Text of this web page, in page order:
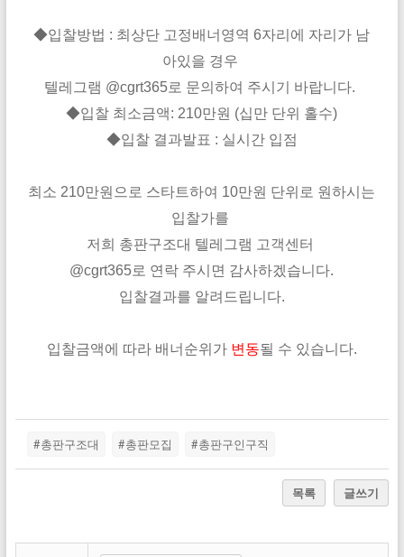
◆입찰방법 : 최상단 고정배너영역 6자리에 자리가 남
아있을 경우
텔레그램 @cgrt365로 문의하여 주시기 바랍니다.
◆입찰 최소금액: 210만원 (십만 단위 홀수)
◆입찰 결과발표 : 실시간 입점
최소 210만원으로 스타트하여 10만원 단위로 원하시는
입찰가를
저희 총판구조대 텔레그램 고객센터
@cgrt365로 연락 주시면 감사하겠습니다.
입찰결과를 알려드립니다.
입찰금액에 따라 배너순위가 변동될 수 있습니다.
#총판구조대 #총판모집 #총판구인구직
목록 글쓰기